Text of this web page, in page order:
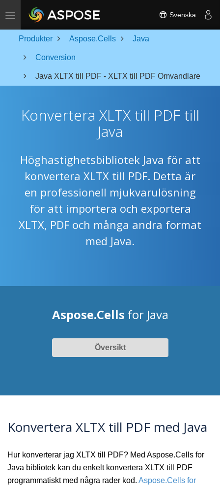
Toggle navigation Svenska
Produkter Aspose.Cells Java
Conversion
Java XLTX till PDF - XLTX till PDF Omvandlare
Konvertera XLTX till PDF till
Java
Höghastighetsbibliotek Java för att
konvertera XLTX till PDF. Detta är
en professionell mjukvarulösning
för att importera och exportera
XLTX, PDF och många andra format
med Java.
Aspose.Cells for Java
Översikt
Konvertera XLTX till PDF med Java
Hur konverterar jag XLTX till PDF? Med Aspose.Cells for
Java bibliotek kan du enkelt konvertera XLTX till PDF
programmatiskt med några rader kod. Aspose.Cells for